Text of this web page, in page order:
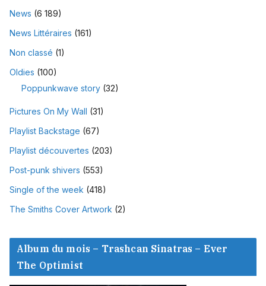
News (6 189)
News Littéraires (161)
Non classé (1)
Oldies (100)
Poppunkwave story (32)
Pictures On My Wall (31)
Playlist Backstage (67)
Playlist découvertes (203)
Post-punk shivers (553)
Single of the week (418)
The Smiths Cover Artwork (2)
Album du mois – Trashcan Sinatras – Ever
The Optimist